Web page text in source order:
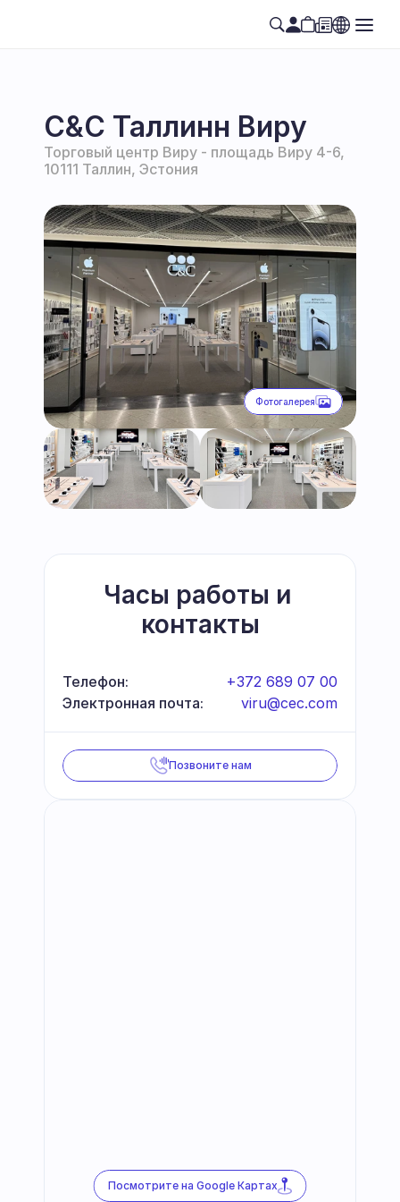
C&C Таллинн Виру
Торговый центр Виру - площадь Виру 4-6,
10111 Таллин, Эстония
Фотогалерея
Часы работы и
контакты
Телефон:
+372 689 07 00
Электронная почта:
viru@cec.com
Позвоните нам
Посмотрите на Google Картах